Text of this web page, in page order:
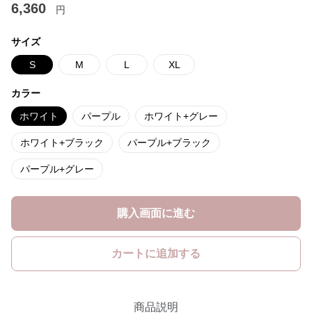
6,360 円
サイズ
S M L XL
カラー
ホワイト パープル ホワイト+グレー
ホワイト+ブラック パープル+ブラック
パープル+グレー
購入画面に進む
カートに追加する
商品説明